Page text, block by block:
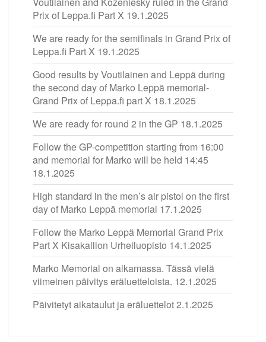
Prix of Leppa.fi Part X 19.1.2025
We are ready for the semifinals in Grand Prix of
Leppa.fi Part X 19.1.2025
Good results by Voutilainen and Leppä during
the second day of Marko Leppä memorial-
Grand Prix of Leppa.fi part X 18.1.2025
We are ready for round 2 in the GP 18.1.2025
Follow the GP-competition starting from 16:00
and memorial for Marko will be held 14:45
18.1.2025
High standard in the men’s air pistol on the first
day of Marko Leppä memorial 17.1.2025
Follow the Marko Leppä Memorial Grand Prix
Part X Kisakallion Urheiluopisto 14.1.2025
Marko Memorial on alkamassa. Tässä vielä
viimeinen päivitys eräluetteloista. 12.1.2025
Päivitetyt aikataulut ja eräluettelot2.1.2025